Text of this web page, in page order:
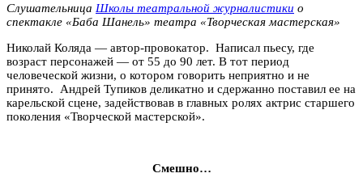
Слушательница Школы театральной журналистики о
спектакле «Баба Шанель» театра «Творческая мастерская»
Николай Коляда — автор-провокатор. Написал пьесу, где
возраст персонажей — от 55 до 90 лет. В тот период
человеческой жизни, о котором говорить неприятно и не
принято. Андрей Тупиков деликатно и сдержанно поставил ее на
карельской сцене, задействовав в главных ролях актрис старшего
поколения «Творческой мастерской».
Смешно…